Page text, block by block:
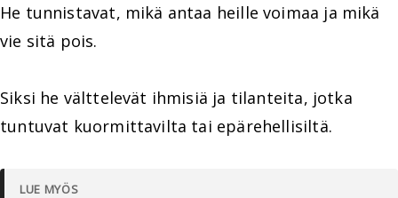
He tunnistavat, mikä antaa heille voimaa ja mikä
vie sitä pois.
Siksi he välttelevät ihmisiä ja tilanteita, jotka
tuntuvat kuormittavilta tai epärehellisiltä.
LUE MYÖS